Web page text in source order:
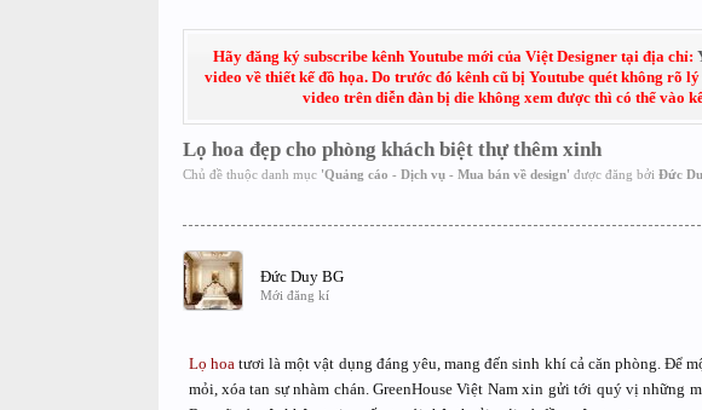
Hãy đăng ký subscribe kênh Youtube mới của Việt Designer tại địa chỉ:
video về thiết kế đồ họa. Do trước đó kênh cũ bị Youtube quét không rõ
video trên diễn đàn bị die không xem được thì có thể vào
Lọ hoa đẹp cho phòng khách biệt thự thêm xinh
Chủ đề thuộc danh mục 'Quảng cáo - Dịch vụ - Mua bán về design' được đăng bởi Đức
Đức Duy BG
Mới đăng kí
Lọ hoatươi là một vật dụng đáng yêu, mang đến sinh khí cả căn phòng. Để
mỏi, xóa tan sự nhàm chán. GreenHouse Việt Nam xin gửi tới quý vị những